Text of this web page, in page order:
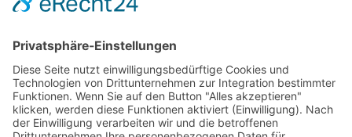
Webseite:Angelatlas Sachsen